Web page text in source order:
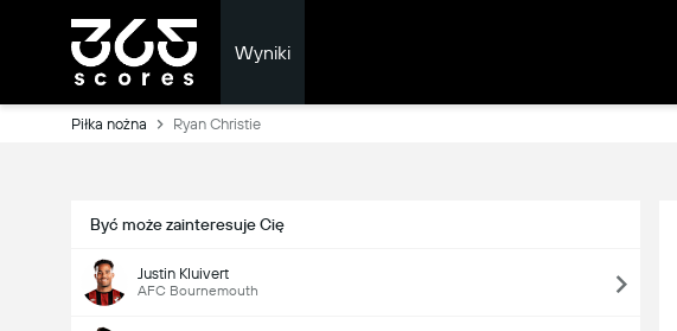
Wyniki
Piłka nożna Ryan Christie
Być może zainteresuje Cię
Justin Kluivert
AFC Bournemouth